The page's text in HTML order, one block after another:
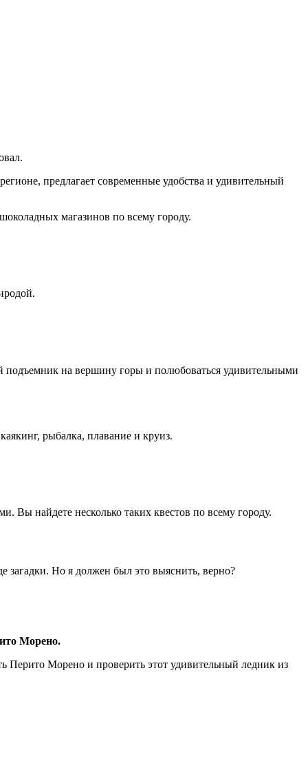
предлагает современные удобства и удивительный
магазинов по всему городу.
на вершину горы и полюбоваться удивительными
рыбалка, плавание и круиз.
Вы найдете несколько таких квестов по всему городу.
загадки. Но я должен был это выяснить, верно?
Морено.
Перито Морено и проверить этот удивительный ледник из